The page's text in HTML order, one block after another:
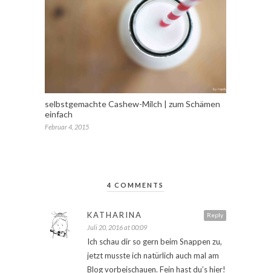
selbstgemachte Cashew-Milch | zum Schämen
einfach
Februar 4, 2015
4 COMMENTS
Reply
KATHARINA
Juli 20, 2016 at 00:09
Ich schau dir so gern beim Snappen zu,
jetzt musste ich natürlich auch mal am
Blog vorbeischauen. Fein hast du’s hier!